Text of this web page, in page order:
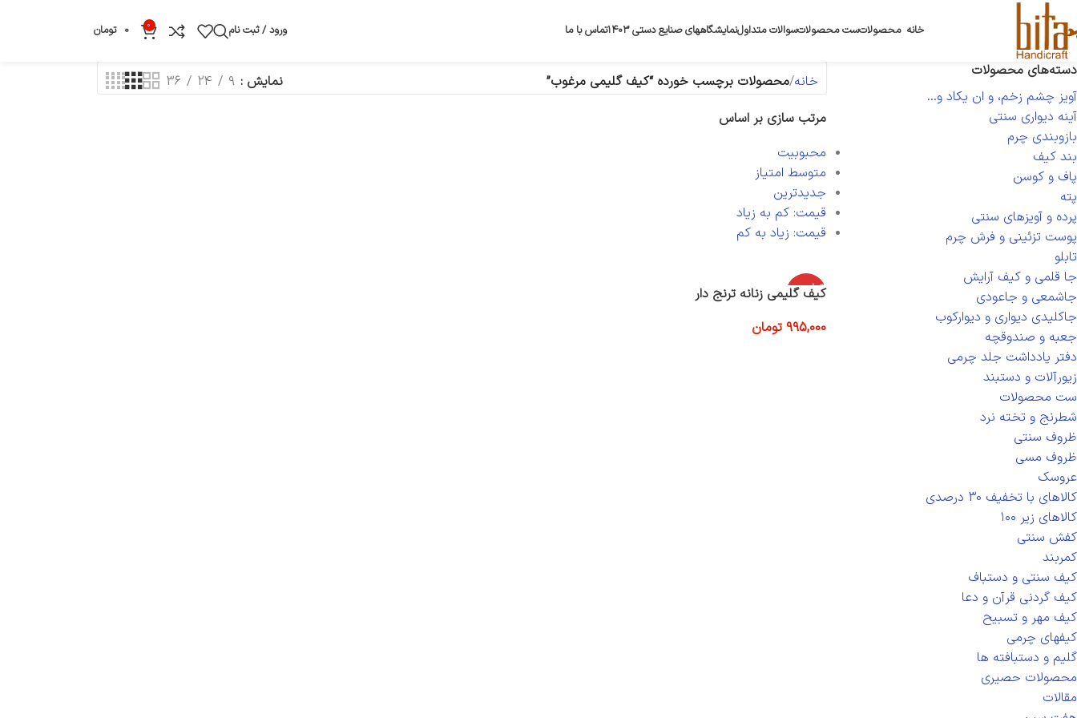
خانه محصولاتست محصولاتسوالات متداولنمایشگاههای صنایع دستی ۱۴۰۳ تماس با ما ورود / ثبت نام 0
0 تومان
دسته‌های محصولات
آویز چشم زخم، و ان یکاد و...
آینه دیواری سنتی
بازوبندی چرم
بند کیف
پاف و کوسن
پته
پرده و آویزهای سنتی
پوست تزئینی و فرش چرم
تابلو
جا قلمی و کیف آرایش
جاشمعی و جاعودی
جاکلیدی دیواری و دیوارکوب
جعبه و صندوقچه
دفتر یادداشت جلد چرمی
زیورآلات و دستبند
ست محصولات
شطرنج و تخته نرد
ظروف سنتی
ظروف مسی
عروسک
کالاهای با تخفیف 30 درصدی
کالاهای زیر ۱۰۰
کفش سنتی
کمربند
کیف سنتی و دستباف
کیف گردنی قرآن و دعا
کیف مهر و تسبیح
کیفهای چرمی
گلیم و دستبافته ها
محصولات حصیری
مقالات
خانه محصولات برچسب خورده “کیف گلیمی مرغوب” نمایش 9
24
36
مرتب سازی بر اساس
محبوبیت
متوسط امتیاز
جدیدترین
قیمت: کم به زیاد
قیمت: زیاد به کم
اتمام موج
ودی
کیف گلیمی زنانه ترنج دار
995,000 تومان